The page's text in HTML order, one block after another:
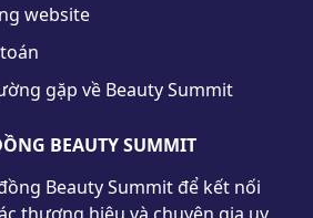
website
gặp về Beauty Summit
BEAUTY SUMMIT
Beauty Summit để kết nối